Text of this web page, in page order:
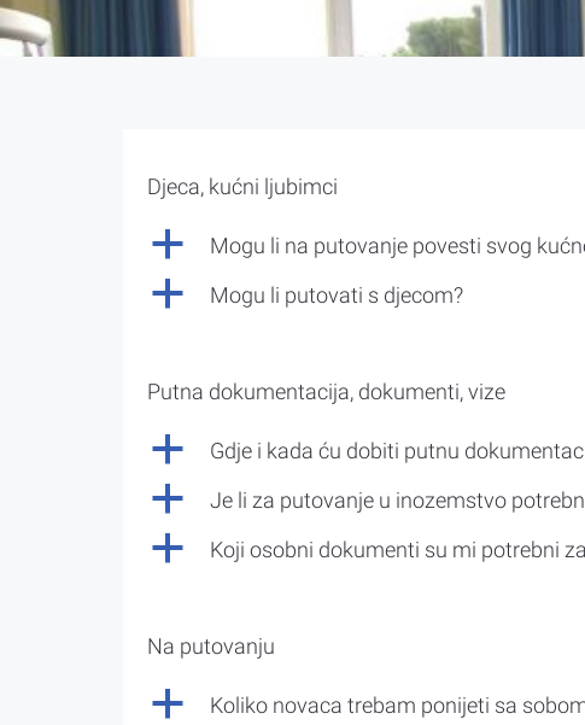
Djeca, kućni ljubimci
a Mogu li na putovanje povesti svog
a Mogu li putovati s djecom?
Putna dokumentacija, dokumenti, vize
a Gdje i kada ću dobiti putnu
a Je li za putovanje u inozemstvo
a Koji osobni dokumenti su mi potrebni
Na putovanju
a Koliko novaca trebam ponijeti sa